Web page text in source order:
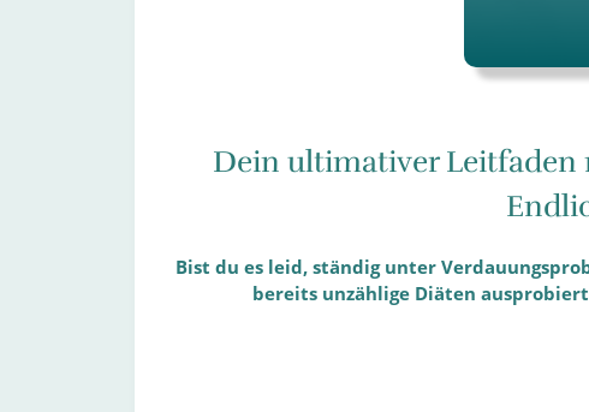
Dein ultimativer Leitfaden
Bist du es leid, ständig unter
bereits unzählige Diäten